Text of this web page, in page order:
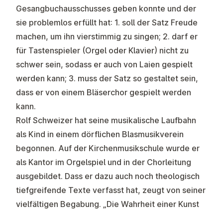
Gesangbuchausschusses geben konnte und der
sie problemlos erfüllt hat: 1. soll der Satz Freude
machen, um ihn vierstimmig zu singen; 2. darf er
für Tastenspieler (Orgel oder Klavier) nicht zu
schwer sein, sodass er auch von Laien gespielt
werden kann; 3. muss der Satz so gestaltet sein,
dass er von einem Bläserchor gespielt werden
kann.
Rolf Schweizer hat seine musikalische Laufbahn
als Kind in einem dörflichen Blasmusikverein
begonnen. Auf der Kirchenmusikschule wurde er
als Kantor im Orgelspiel und in der Chorleitung
ausgebildet. Dass er dazu auch noch theologisch
tiefgreifende Texte verfasst hat, zeugt von seiner
vielfältigen Begabung. „Die Wahrheit einer Kunst